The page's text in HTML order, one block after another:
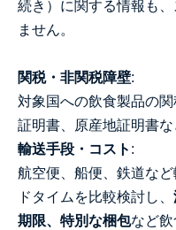
続き）に関する情報も
ません。
関税・非関税障壁:
対象国への飲食製品の
証明書、原産地証明書な
輸送手段・コスト :
航空便、船便、鉄道な
ドタイムを比較検討し、
期限、特別な梱包など